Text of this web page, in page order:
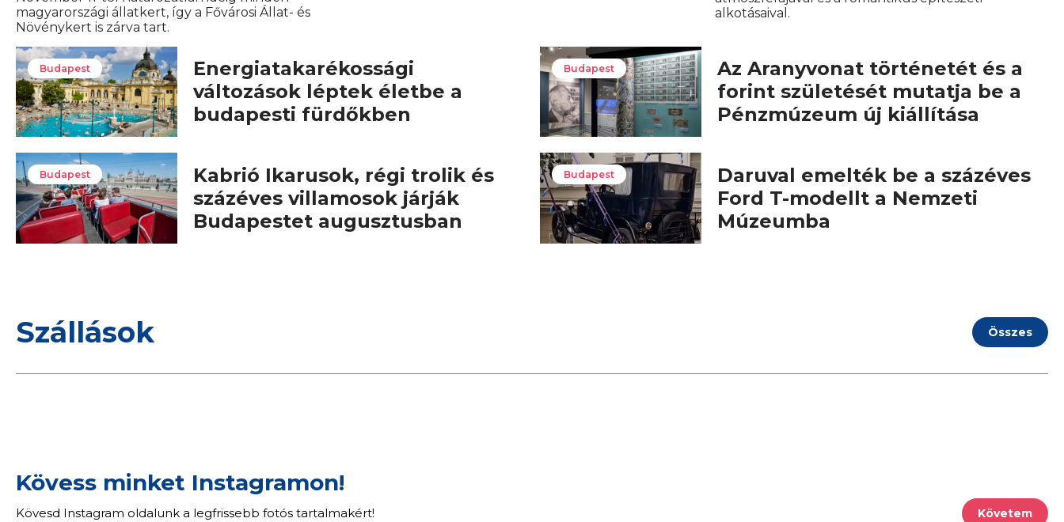
magyarországi állatkert, így a Fővárosi Állat- és
Növénykert is zárva tart.
alkotásaival.
Budapest
Energiatakarékossági
változások léptek életbe a
budapesti fürdőkben
Budapest
Az Aranyvonat történetét és a
forint születését mutatja be a
Pénzmúzeum új kiállítása
Budapest
Kabrió Ikarusok, régi trolik és
százéves villamosok járják
Budapestet augusztusban
Budapest
Daruval emelték be a százéves
Ford T-modellt a Nemzeti
Múzeumba
Szállások Összes
Kövess minket Instagramon!
Kövesd Instagram oldalunk a legfrissebb fotós tartalmakért! Követem